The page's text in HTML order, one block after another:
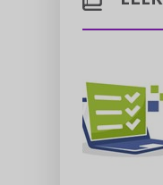
Poštové
Poľovníctvo
Zákony pre
Pomoc v